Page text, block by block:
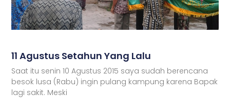
11 Agustus Setahun Yang Lalu
Saat itu senin 10 Agustus 2015 saya sudah berencana
besok lusa (Rabu) ingin pulang kampung karena Bapak
lagi sakit. Meski